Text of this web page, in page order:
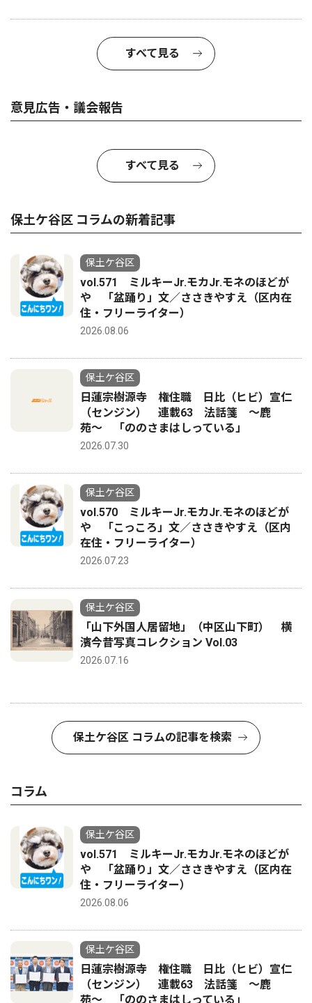
すべて見る
意見広告・議会報告
すべて見る
保土ケ谷区 コラムの新着記事
保土ケ谷区
vol.571 ミルキーJr.モカJr.モネのほどが
や 「盆踊り」文／ささきやすえ（区内在
住・フリーライター）
2026.08.06
保土ケ谷区
日蓮宗樹源寺 権住職 日比（ヒビ）宣仁
（センジン） 連載63 法話箋 〜鹿
苑〜 「ののさまはしっている」
2026.07.30
保土ケ谷区
vol.570 ミルキーJr.モカJr.モネのほどが
や 「こっころ」文／ささきやすえ（区内
在住・フリーライター）
2026.07.23
保土ケ谷区
「山下外国人居留地」（中区山下町） 横
濱今昔写真コレクション Vol.03
2026.07.16
保土ケ谷区 コラムの記事を検索
コラム
保土ケ谷区
vol.571 ミルキーJr.モカJr.モネのほどが
や 「盆踊り」文／ささきやすえ（区内在
住・フリーライター）
2026.08.06
保土ケ谷区
日蓮宗樹源寺 権住職 日比（ヒビ）宣仁
（センジン） 連載63 法話箋 〜鹿
苑〜 「ののさまはしっている」